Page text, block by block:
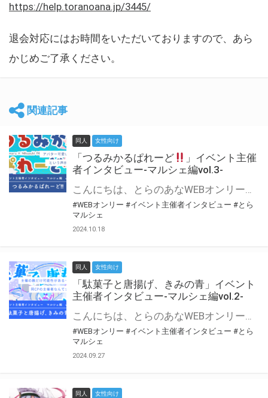
https://help.toranoana.jp/3445/
退会対応にはお時間をいただいておりますので、あら
かじめご了承ください。
関連記事
同人 女性向け
「つるみかるぱれーど
」イベント主催
者インタビュー-マルシェ編vol.3-
こんにちは、とらのあなWEBオンリー運営スタッフです。 新たにお届けする、イベント主催者インタビュー-マルシェ編-は、 とらのあなWEBオンリー「マルシェ」をご利用した主催様に 「マルシェ」を使って開催した感想や心がけをお聞きする企画です。 今回は、WEBオンリー初開催「つるみかるぱれーど
#WEBオンリー #イベント主催者インタビュー #とら
マルシェ
2024.10.18
同人 女性向け
「駄菓子と唐揚げ、きみの青」イベント
主催者インタビュー-マルシェ編vol.2-
こんにちは、とらのあなWEBオンリー運営スタッフです。 新たにお届けする、イベント主催者インタビュー-マルシェ編-は、 とらのあなWEBオンリー「マルシェ」をご利用の主催様に 「マルシェ」を使ってイベントを開催した感想や心がけをお聞きする企画です。 今回は、WEBオンリー初開催「駄菓子と唐揚げ、きみの青」より、 主催のぎこ六屋様にお話を伺いました。 協力：ぎこ六屋様／イベント公式Twitter（@krkgwks） とらのあなWEBオンリー「マルシェ」とは？ WEBオンリーでリアルタイムでコミュニケーションがとれるオンライン会場です。
#WEBオンリー #イベント主催者インタビュー #とら
マルシェ
2024.09.27
同人 女性向け